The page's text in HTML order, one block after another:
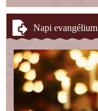
Napi evangélium